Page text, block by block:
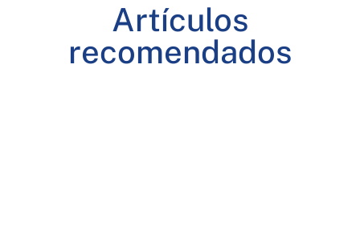
Artículos
recomendados